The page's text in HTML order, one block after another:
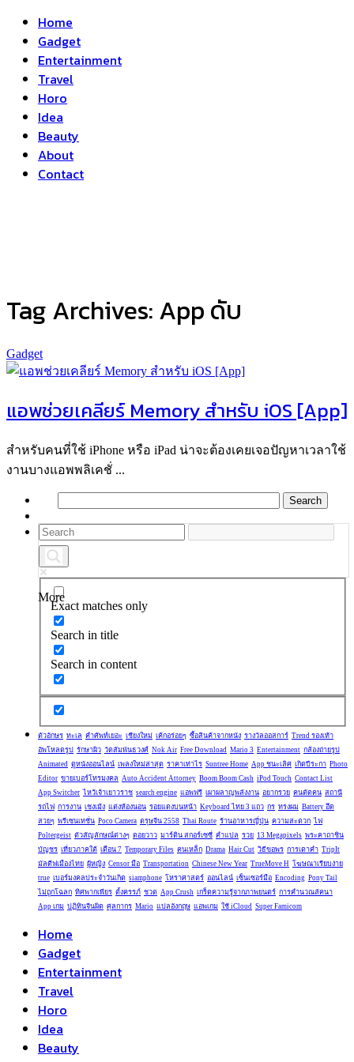
Home
Gadget
Entertainment
Travel
Horo
Idea
Beauty
About
Contact
Tag Archives:App ดับ
Gadget
แอพช่วยเคลียร์ Memory สำหรับ iOS [App]
สำหรับคนที่ใช้ iPhone หรือ iPad น่าจะต้องเคยเจอปัญหาเวลาใช้
งานบางแอพพลิเคชั่ ...
More
Exact matches only
Search in title
Search in content
ตัวอักษร ทะเล คำศัพท์เยอะ เชียงใหม่ เค้กอร่อยๆ ซื้อสินค้าจากหนัง รางวัลออสการ์ Trend รองเท้า
อัพโหลดรูป
รักษาผิว วัดสัมพันธวงศ์ Nok Air Free Download Mario 3 Entertainment กล้องถ่ายรูป
Animated ดูหนังออนไลน์ เพลงใหม่ล่าสุด ราคาเท่าไร Suntree Home App ชนะเลิศ เกิดปีระกา Photo
Editor ขายเบอร์โทรมงคล Auto Accident Attorney Boom Boom Cash iPod Touch Contact List
App Switcher ไหว้เจ้าเยาวราช search engine แอพฟรี เผาผลาญพลังงาน อยากรวย คนตัดคน สถานี
รถไฟ การงาน เชงเม้ง แต่งห้องนอน รอยแดงบนหน้า Keyboard ไทย 3 แถว กร ทรงผม Battery อึด
สวยๆ พรีเซนเทชั่น Poco Camera ตรุษจีน 2558 Thai Route ร้านอาหารญี่ปุ่น ความสะดวก ไฟ
Poltergeist ตัวสัญลักษณ์ต่างๆ ดอยวาว มาร์ติน สกอร์เซซี่ คำแปล รวย 13 Megapixels พระคาถาชิน
บัญชร เที่ยวภาคใต้ เดือน 7 Temporary Files ฅนเหล็ก Drama Hair Cut วิธีขอพร การเดาคำ TripIt
มัลดีฟเมืองไทย ผู้หญิง Censor มือ Transportation Chinese New Year TrueMove H โฆษณาเรียบง่าย
true เบอร์มงคลประจำวันเกิด siamphone โหราศาสตร์ ออนไลน์ เซ็นเซอร์มือ Encoding Pony Tail
ไม่ถูกโฉลก ทิศพากเพียร ตั้งครรภ์ ชวด App Crush เกร็ดความรู้จากภาพยนตร์ การคำนวณลัคนา
App เกม ปฏิทินจีนผิด ศุลกากร Mario แปลอังกฤษ แอพเกม ใช้ iCloud Super Famicom
Home
Gadget
Entertainment
Travel
Horo
Idea
Beauty